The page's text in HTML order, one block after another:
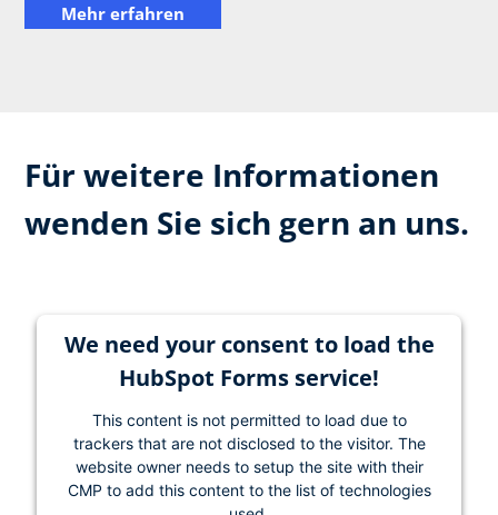
Mehr erfahren
Für weitere Informationen
wenden Sie sich gern an uns.
We need your consent to load the
HubSpot Forms service!
This content is not permitted to load due to
trackers that are not disclosed to the visitor. The
website owner needs to setup the site with their
CMP to add this content to the list of technologies